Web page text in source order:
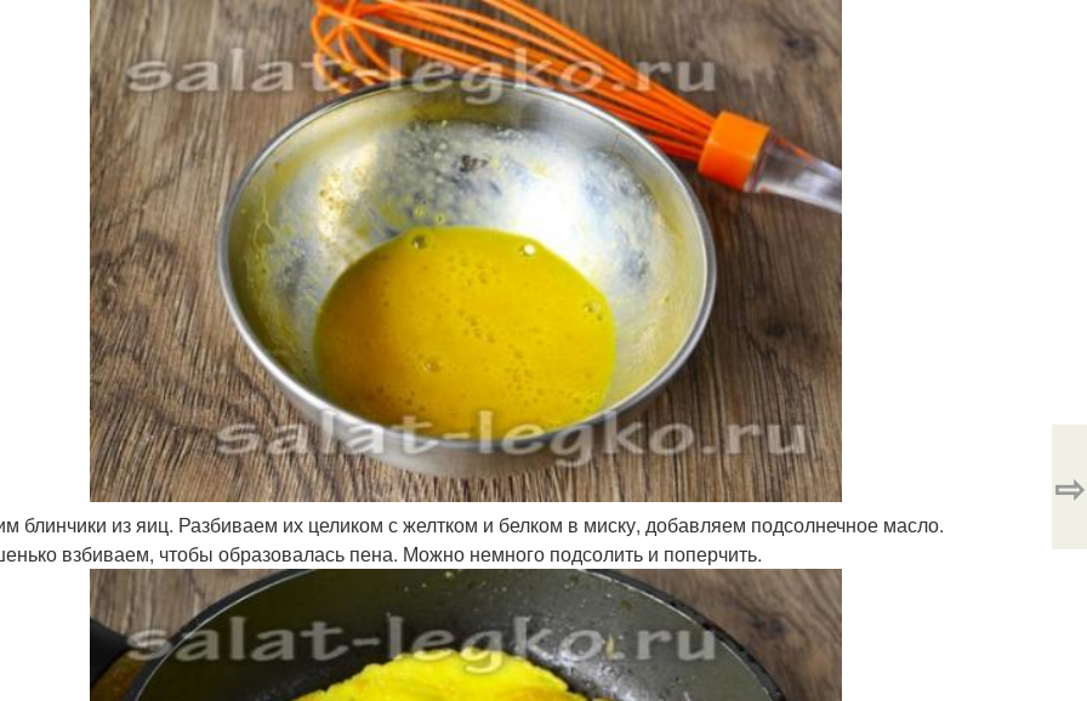
блинчики из яиц. Разбиваем их целиком с желтком и белком в миску, добавляем подсолнечное масло.
взбиваем, чтобы образовалась пена. Можно немного подсолить и поперчить.
⇨